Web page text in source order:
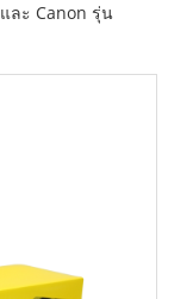
ละ Canon รุ่น